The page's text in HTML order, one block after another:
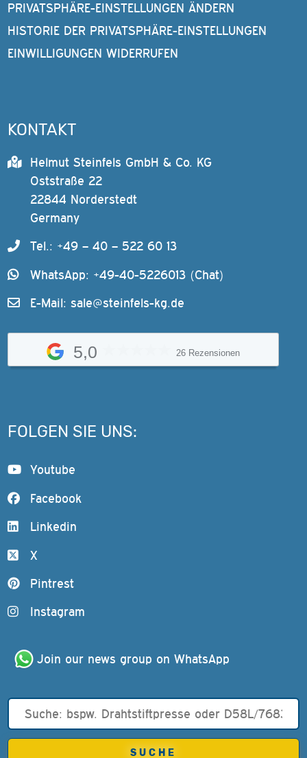
PRIVATSPHÄRE-EINSTELLUNGEN ÄNDERN
HISTORIE DER PRIVATSPHÄRE-EINSTELLUNGEN
EINWILLIGUNGEN WIDERRUFEN
KONTAKT
Helmut Steinfels GmbH & Co. KG
Oststraße 22
22844 Norderstedt
Germany
Tel.: +49 – 40 – 522 60 13
WhatsApp: +49-40-5226013 (Chat)
E-Mail: sale@steinfels-kg.de
5,0 26 Rezensionen
FOLGEN SIE UNS:
Youtube
Facebook
Linkedin
X
Pintrest
Instagram
Join our news group on WhatsApp